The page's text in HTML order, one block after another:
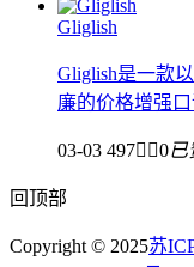
Gliglish
Gliglish是一款
廉的价格增强口
03-03 497 0已
回顶部
Copyright © 2025苏